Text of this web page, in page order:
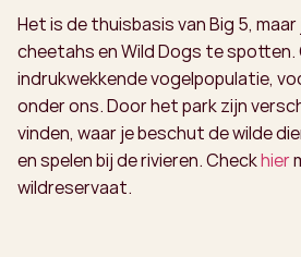
Het is de thuisbasis van Big 5,
cheetahs en Wild Dogs te spotten.
indrukwekkende vogelpopulatie,
onder ons. Door het park zijn
vinden, waar je beschut de wilde
en spelen bij de rivieren. Checkhier
wildreservaat.